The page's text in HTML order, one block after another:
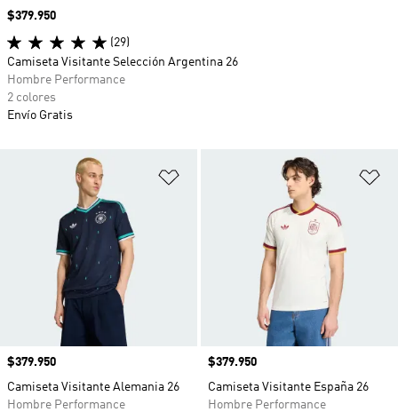
Añadir a la lista de deseos
Precio
$379.950
Camiseta Visitante Alemania 26
Hombre Performance
Precio
$379.950
Camiseta Visitante España 26
Hombre Performance
Precio
$379.950
(29)
Camiseta Visitante Selección Argentina 26
Hombre Performance
2 colores
Envío Gratis